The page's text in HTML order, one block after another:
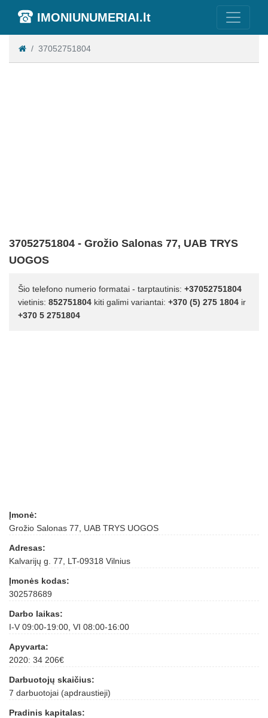
IMONIUNUMERIAI.lt
37052751804
37052751804 - Grožio Salonas 77, UAB TRYS
UOGOS
Šio telefono numerio formatai - tarptautinis: +37052751804
vietinis: 852751804 kiti galimi variantai: +370 (5) 275 1804 ir
+370 5 2751804
Įmonė:
Grožio Salonas 77, UAB TRYS UOGOS
Adresas:
Kalvarijų g. 77, LT-09318 Vilnius
Įmonės kodas:
302578689
Darbo laikas:
I-V 09:00-19:00, VI 08:00-16:00
Apyvarta:
2020: 34 206€
Darbuotojų skaičius:
7 darbuotojai (apdraustieji)
Pradinis kapitalas: